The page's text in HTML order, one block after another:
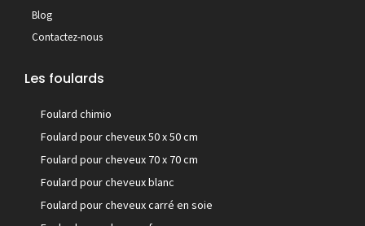
Blog
Contactez-nous
Les foulards
Foulard chimio
Foulard pour cheveux 50 x 50 cm
Foulard pour cheveux 70 x 70 cm
Foulard pour cheveux blanc
Foulard pour cheveux carré en soie